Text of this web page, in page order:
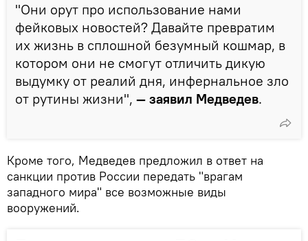
"Они орут про использование нами
фейковых новостей? Давайте превратим
их жизнь в сплошной безумный кошмар, в
котором они не смогут отличить дикую
выдумку от реалий дня, инфернальное зло
от рутины жизни", — заявил Медведев.
Кроме того, Медведев предложил в ответ на
санкции против России передать "врагам
западного мира" все возможные виды
вооружений.